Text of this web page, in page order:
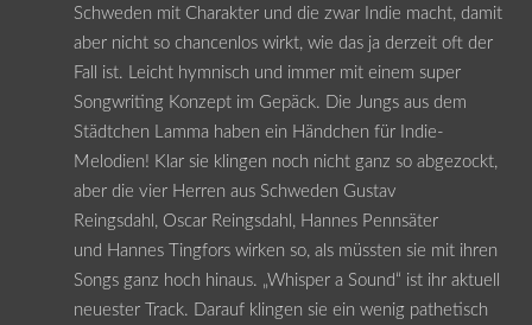
Schweden mit Charakter und die zwar Indie macht, damit
aber nicht so chancenlos wirkt, wie das ja derzeit oft der
Fall ist. Leicht hymnisch und immer mit einem super
Songwriting Konzept im Gepäck. Die Jungs aus dem
Städtchen Lamma haben ein Händchen für Indie-
Melodien! Klar sie klingen noch nicht ganz so abgezockt,
aber die vier Herren aus Schweden Gustav
Reingsdahl, Oscar Reingsdahl, Hannes Pennsäter
und Hannes Tingfors wirken so, als müssten sie mit ihren
Songs ganz hoch hinaus. „Whisper a Sound“ ist ihr aktuell
neuester Track. Darauf klingen sie ein wenig pathetisch